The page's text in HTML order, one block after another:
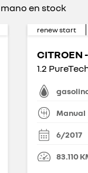
en stock
renew start
CITROEN
1.2
Manual
6/2017
83.110